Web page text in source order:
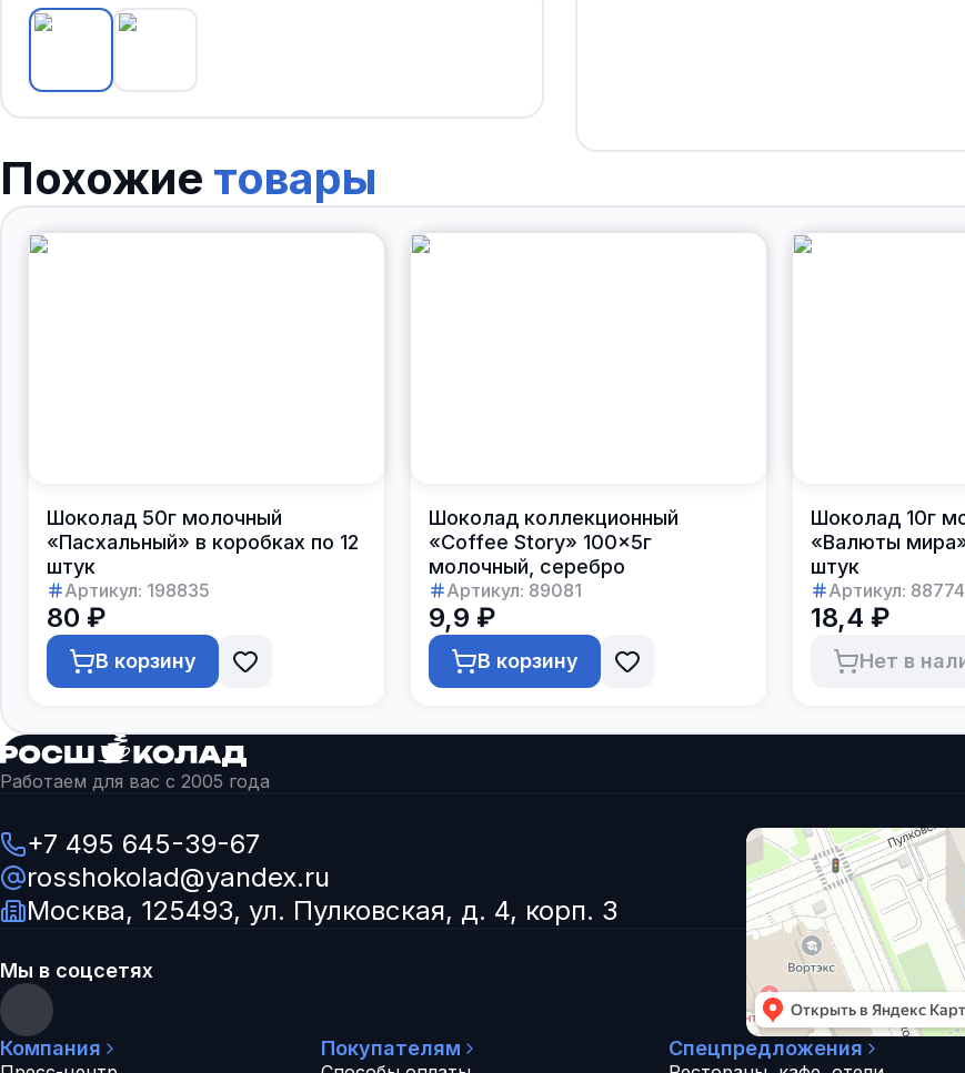
Похожие товары
Шоколад 50г молочный
«Пасхальный» в коробках по 12
штук
Артикул: 198835
80 ₽
В корзину
Шоколад коллекционный
«Coffee Story» 100×5г
молочный, серебро
Артикул: 89081
9,9 ₽
В корзину
Шоколад 10г
«Валюты
штук
Артикул: 88774
18,4 ₽
Нет в
Работаем для вас с 2005 года
+7 495 645-39-67
rosshokolad@yandex.ru
Москва, 125493, ул. Пулковская, д. 4, корп. 3
Мы в соцсетях
Компания Покупателям Спецпредложения